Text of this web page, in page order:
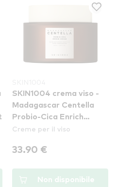
SKIN1004 crema viso -
Madagascar Centella
Probio-Cica Enrich
Cream
Creme per il viso
33.90 €
Non disponibile